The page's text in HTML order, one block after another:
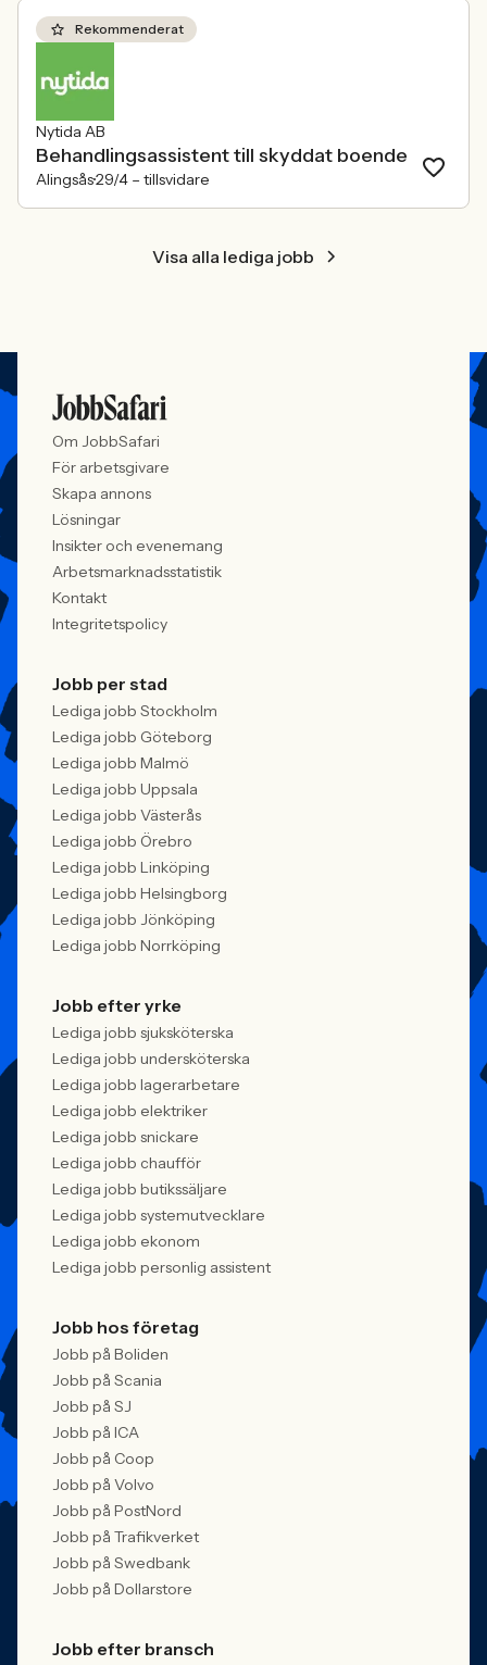
behöver kunna visa vad det betyder i
Rekommenderat
Nytida AB
Behandlingsassistent till skyddat boende
Alingsås29/4 – tillsvidare
Visa alla lediga jobb
Om JobbSafari
För arbetsgivare
Skapa annons
Lösningar
Insikter och evenemang
Arbetsmarknadsstatistik
Kontakt
Integritetspolicy
Jobb per stad
Lediga jobb Stockholm
Lediga jobb Göteborg
Lediga jobb Malmö
Lediga jobb Uppsala
Lediga jobb Västerås
Lediga jobb Örebro
Lediga jobb Linköping
Lediga jobb Helsingborg
Lediga jobb Jönköping
Lediga jobb Norrköping
Jobb efter yrke
Lediga jobb sjuksköterska
Lediga jobb undersköterska
Lediga jobb lagerarbetare
Lediga jobb elektriker
Lediga jobb snickare
Lediga jobb chaufför
Lediga jobb butikssäljare
Lediga jobb systemutvecklare
Lediga jobb ekonom
Lediga jobb personlig assistent
Jobb hos företag
Jobb på Boliden
Jobb på Scania
Jobb på SJ
Jobb på ICA
Jobb på Coop
Jobb på Volvo
Jobb på PostNord
Jobb på Trafikverket
Jobb på Swedbank
Jobb på Dollarstore
Jobb efter bransch